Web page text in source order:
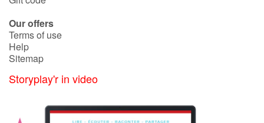
Our offers
Terms of use
Help
Sitemap
Storyplay'r in video